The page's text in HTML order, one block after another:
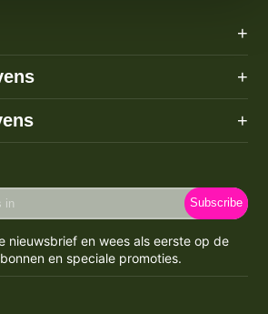
+
+
+
bezoekadres)
17:00
Subscribe
nieuwsbrief en wees als eerste op de
en speciale promoties.